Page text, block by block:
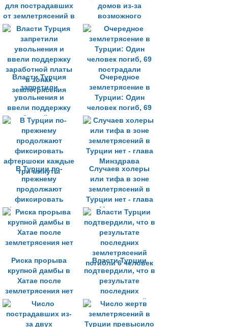
для пострадавших
от землетрясений в
течение года
домов из-за
возможного
землетрясения
Власти Турция
запретили
увольнения и
ввели поддержку
заработной платы
в зонах
землетрясения
Очередное
землетрясение в
Турции: Один
человек погиб, 69
пострадали
В Турции по-
прежнему
продолжают
фиксировать
афтершоки каждые
три минуты
Случаев холеры
или тифа в зоне
землетрясений в
Турции нет - глава
Минздрава
Риска прорыва
крупной дамбы в
Хатае после
землетрясения нет
Власти Турции
подтвердили, что в
результате
последних
землетрясений
погибли 6 человек